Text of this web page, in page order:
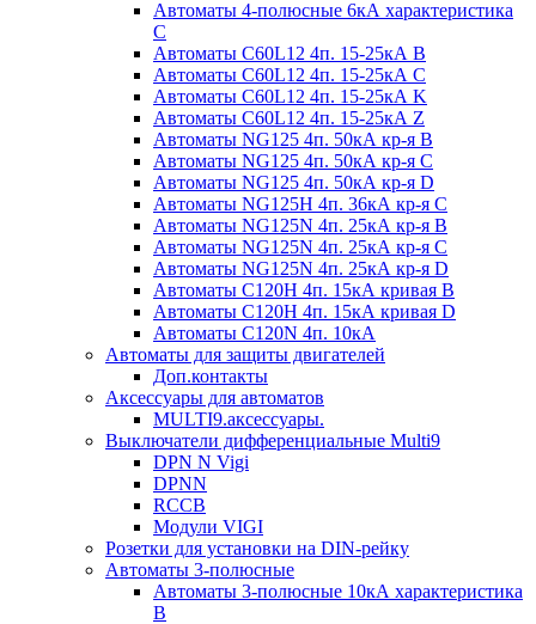
Автоматы 4-полюсные 6кА характеристика
С
Автоматы C60L12 4п. 15-25кА B
Автоматы C60L12 4п. 15-25кА C
Автоматы C60L12 4п. 15-25кА K
Автоматы C60L12 4п. 15-25кА Z
Автоматы NG125 4п. 50кА кр-я B
Автоматы NG125 4п. 50кА кр-я C
Автоматы NG125 4п. 50кА кр-я D
Автоматы NG125H 4п. 36кА кр-я C
Автоматы NG125N 4п. 25кА кр-я B
Автоматы NG125N 4п. 25кА кр-я C
Автоматы NG125N 4п. 25кА кр-я D
Автоматы С120H 4п. 15кА кривая B
Автоматы С120H 4п. 15кА кривая D
Автоматы С120N 4п. 10кА
Автоматы для защиты двигателей
Доп.контакты
Аксессуары для автоматов
MULTI9.аксессуары.
Выключатели дифференциальные Multi9
DPN N Vigi
DPNN
RCCB
Модули VIGI
Розетки для установки на DIN-рейку
Автоматы 3-полюсные
Автоматы 3-полюсные 10кА характеристика
B